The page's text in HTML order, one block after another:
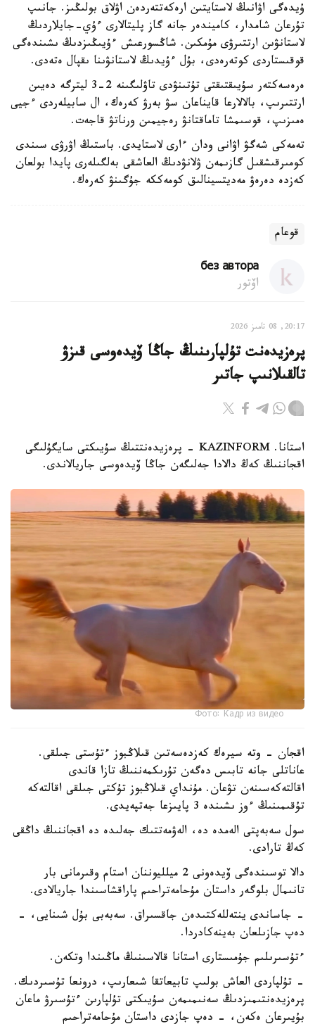
ۇيدەگى اۋانىڭ لاستايتىن ارەكەتتەردەن اۋلاق بولىڭىز. جانىپ
تۇرعان شامدار، كاميندەر جانە گاز پليتالارى ءۇي-جايلاردىڭ
لاستانۋىن ارتتىرۋى مۇمكىن. شاڭسورعىش ءۇيىڭىزدىڭ ىشىندەگى
قوقىستاردى كوتەرەدى، بۇل ءۇيدىڭ لاستانۋىنا ىقپال ەتەدى.
ەرەسەكتەر سۇيىقتىقتى تۇتىنۋدى تاۋلىگىنە 2-3 ليترگە دەيىن
ارتتىرىپ، بالالارعا قايناعان سۋ بەرۋ كەرەك، ال سابيلەردى ءجيى
ەمىزىپ، قوسىمشا تاماقتانۋ رەجيمىن ورناتۋ قاجەت.
تەمەكى شەگۋ اۋانى ودان ءارى لاستايدى. باستىڭ اۋرۋى سىندى
كومىرقىشقىل گازىمەن ۋلانۋدىڭ العاشقى بەلگىلەرى پايدا بولعان
كەزدە دەرەۋ مەديتسينالىق كومەككە جۇگىنۋ كەرەك.
قوعام
без автора
اۆتور
20:17, 08 تامىز 2026
پرەزيدەنت تۇلپارىنىڭ جاڭا ۆيدەوسى قىزۋ
تالقىلانىپ جاتىر
استانا. KAZINFORM - پرەزيدەنتتىڭ سۇيىكتى سايگۇلىگى
اقجاننىڭ كەڭ دالادا جەلىگەن جاڭا ۆيدەوسى جاريالاندى.
Фото: Кадр из видео
اقجان - وتە سيرەك كەزدەسەتىن قىلاڭبوز ءتۇستى جىلقى.
عاناتلى جانە تابىس دەگەن تۇرىكمەننىڭ تازا قاندى
اقالتەكەسىنەن تۋعان. مۇنداي قىلاڭبوز تۇكتى جىلقى اقالتەكە
تۇقىمىنىڭ ءوز ىشىندە 3 پايىزعا جەتپەيدى.
سول سەبەپتى الەمدە دە، الەۋمەتتىك جەلىدە دە اقجاننىڭ داڭقى
كەڭ تارادى.
دالا توسىندەگى ۆيدەونى 2 ميلليوننان استام وقىرمانى بار
تانىمال بلوگەر داستان مۇحامەتراحىم پاراقشاسىندا جاريالادى.
- جاساندى ينتەللەكتىدەن جاقسىراق. سەبەبى بۇل شىنايى، -
دەپ جازىلعان بەينەكادردا.
ءتۇسىرىلىم جۇمىستارى استانا قالاسىنىڭ ماڭىندا وتكەن.
- تۇلپاردى العاش بولىپ تابيعاتقا شىعارىپ، درونعا تۇسىردىك.
پرەزيدەنتىمىزدىڭ سەنىمىمەن سۇيىكتى تۇلپارىن ءتۇسىرۋ ماعان
بۇيىرعان ەكەن، - دەپ جازدى داستان مۇحامەتراحىم